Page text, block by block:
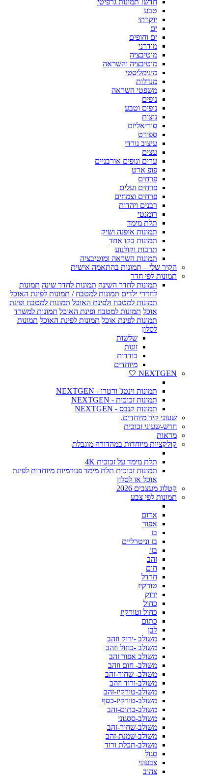
טבע
יוקרתי
ים
ים וחופים
מודרני
מוטיבציה
מוטיבציה והשראה
מינימליסטי
מנדלות
משפטי השראה
נופים
נופים וטבע
נוצות
סוריאליזם
ספורט
עיצוב נורדי
עצים
ערים ונופים אורבניים
פופ ארט
פרחים
פרחים ועלים
פרחים וצמחים
רבנים ויהדות
רומנטי
תלת מימד
תמונות אופנה ושיק
תמונות בקו אחד
תרבות וקולנוע
תמונות השראה ומוטיבציה
הקיר שלי – תמונות בהתאמה אישית
תמונות לפי חדר
תמונות לחדר השינה תמונות לחדר שינה תמונות
לחדרי ילדים תמונות למטבח / תמונות לפינת האוכל
תמונות למטבח ולפינת האוכל תמונות למטבח ופינת
אוכל תמונות למטבח ופינת האוכל תמונות למשרד
תמונות לפינת אוכל תמונות לפינת האוכל תמונות
לסלון
שלשות
זוגות
בודדות
מיוחדים
NEXTGEN 🤍
תמונות וינטג' ורטרו - NEXTGEN
תמונות זכוכית - NEXTGEN
תמונות קנבס - NEXTGEN
שעוני קיר מיוחדים.
חדש-שעוני זכוכית
מראות
קולקציות מיוחדות במהדורה מוגבלת
תלת מימד על זכוכית 4K
תמונות זכוכית תלת מימד פנורמיות מיוחדות לפינת
אוכל או לסלון
קטלוג מעצבים 2026
תמונות לפי צבע
אדום
אפור
בז
בז וניטרליים
בז׳
זהב
חום
חרדל
טורקיז
ירוק
כחול
כחול וטורקיז
כתום
לבן
משולב -ירוק וזהב
משולב -כחול וזהב
משולב אפור זהב
משולב- חום וזהב
משולב- שחור-זהב
משולב-ורוד וזהב
משולב-טורקיז-זהב
משולב-טורקיז-כסף
משולב-כתום-זהב
משולב-ססגוני
משולב-שחור-זהב
משולב-שמנת-זהב
משולב-תכלת ורוד
סגול
צבעוני
צהוב